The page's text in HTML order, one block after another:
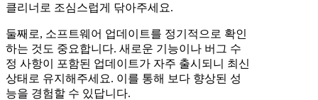
클리너로 조심스럽게 닦아주세요.
둘째로, 소프트웨어 업데이트를 정기적으로 확인
하는 것도 중요합니다. 새로운 기능이나 버그 수
정 사항이 포함된 업데이트가 자주 출시되니 최신
상태로 유지해주세요. 이를 통해 보다 향상된 성
능을 경험할 수 있답니다.